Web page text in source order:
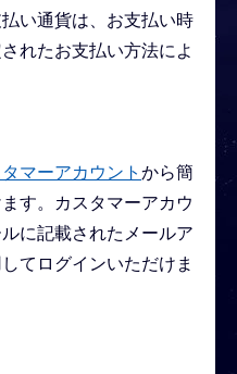
い通貨は、お支払い時
れたお支払い方法によ
マーアカウント から簡
す。カスタマーアカウ
に記載されたメールア
てログインいただけま